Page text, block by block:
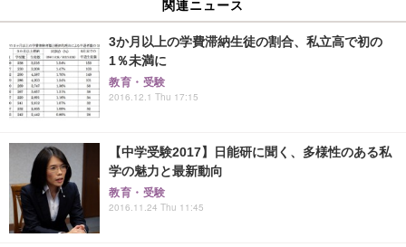
関連ニュース
3か月以上の学費滞納生徒の割合、私立高で初の
1％未満に
教育・受験
2016.12.1 Thu 17:15
【中学受験2017】日能研に聞く、多様性のある私
学の魅力と最新動向
教育・受験
2016.11.24 Thu 11:45